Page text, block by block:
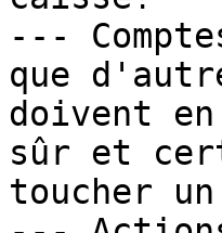
---
que
doivent
sûr et
toucher